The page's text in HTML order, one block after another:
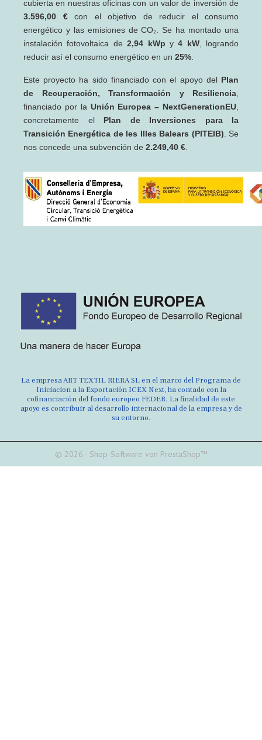
cubierta en nuestras oficinas con un valor de inversión de
3.596,00 €con el objetivo de reducir el consumo
energético y las emisiones de CO₂. Se ha montado una
instalación fotovoltaica de2,94 kWp y4 kW, logrando
reducir así el consumo energético en un 25%
Este proyecto ha sido financiado con el apoyo del Plan
de Recuperación, Transformación y Resiliencia
financiado por la Unión Europea – NextGenerationEU
concretamente el Plan de Inversiones para la
Transición Energética de les Illes Balears (PITEIB) . Se
nos concede una subvención de 2.249,40 €
La empresa ART TEXTIL RIERA SL en el marco del Programa de
Iniciacion a la Exportación ICEX Next, ha contado con la
cofinanciación del fondo europeo FEDER. La finalidad de este
apoyo es contribuir al desarrollo internacional de la empresa y de
su entorno.
© 2026 - Shop-Software von PrestaShop™